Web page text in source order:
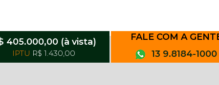
405.000,00 (à vista)
IPTU R$ 1.430,00
FALE COM A
13 9.8184-1000